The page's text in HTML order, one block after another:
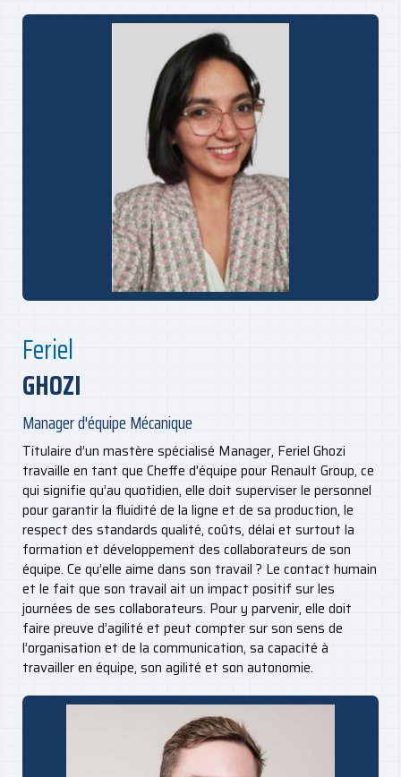
Feriel
GHOZI
Manager d'équipe Mécanique
Titulaire d’un mastère spécialisé Manager, Feriel Ghozi
travaille en tant que Cheffe d'équipe pour Renault Group, ce
qui signifie qu’au quotidien, elle doit superviser le personnel
pour garantir la fluidité de la ligne et de sa production, le
respect des standards qualité, coûts, délai et surtout la
formation et développement des collaborateurs de son
équipe. Ce qu’elle aime dans son travail ? Le contact humain
et le fait que son travail ait un impact positif sur les
journées de ses collaborateurs. Pour y parvenir, elle doit
faire preuve d’agilité et peut compter sur son sens de
l’organisation et de la communication, sa capacité à
travailler en équipe, son agilité et son autonomie.